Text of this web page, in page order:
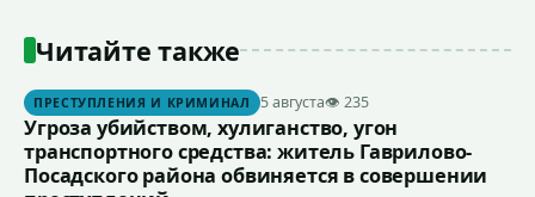
Читайте также
ПРЕСТУПЛЕНИЯ И КРИМИНАЛ 5 августа👁 235
Угроза убийством, хулиганство, угон
транспортного средства: житель Гаврилово-
Посадского района обвиняется в совершении